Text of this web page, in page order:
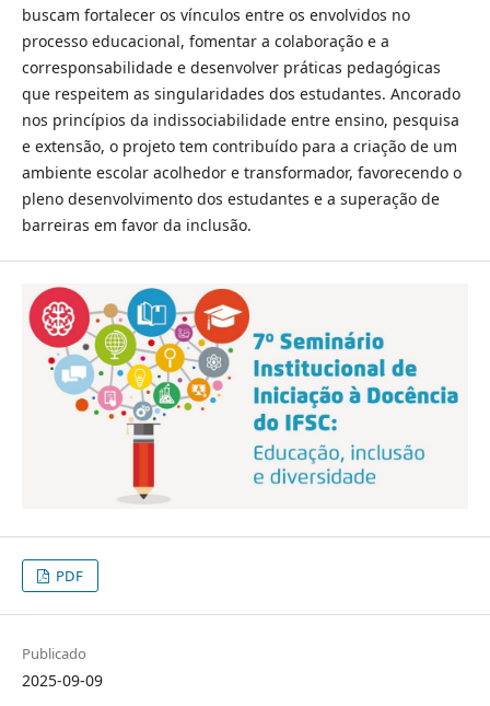
buscam fortalecer os vínculos entre os envolvidos no
processo educacional, fomentar a colaboração e a
corresponsabilidade e desenvolver práticas pedagógicas
que respeitem as singularidades dos estudantes. Ancorado
nos princípios da indissociabilidade entre ensino, pesquisa
e extensão, o projeto tem contribuído para a criação de um
ambiente escolar acolhedor e transformador, favorecendo o
pleno desenvolvimento dos estudantes e a superação de
barreiras em favor da inclusão.
PDF
Publicado
2025-09-09